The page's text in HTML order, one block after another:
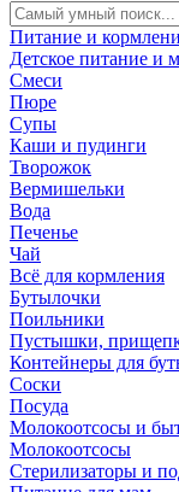
Питание и
Детское питание и
Смеси
Пюре
Супы
Каши и пудинги
Творожок
Вермишельки
Вода
Печенье
Чай
Всё для кормления
Бутылочки
Поильники
Пустышки,
Контейнеры для
Соски
Посуда
Молокоотсосы и
Молокоотсосы
Стерилизаторы и